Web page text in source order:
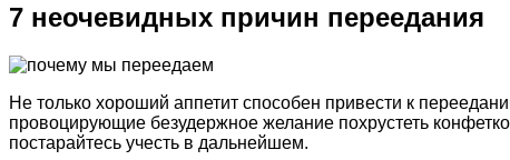
7 неочевидных причин переедания
Не только хороший аппетит способен привести к
провоцирующие безудержное желание похрустеть
постарайтесь учесть в дальнейшем.